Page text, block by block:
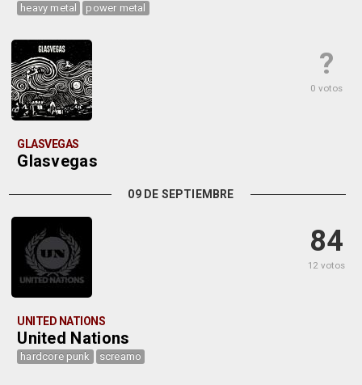
heavy metal power metal
?
0 votos
GLASVEGAS
Glasvegas
09 DE SEPTIEMBRE
84
12 votos
UNITED NATIONS
United Nations
hardcore punk screamo